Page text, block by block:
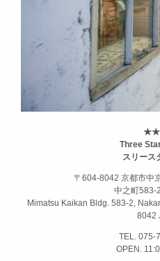
Three
スリース
〒604-8042 京都市中
中之町583-
Mimatsu Kaikan Bldg. 583-2,
8042
TEL. 075-
OPEN.